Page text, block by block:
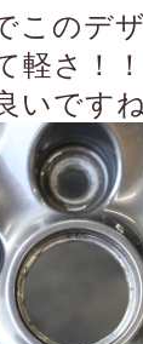
このデ
軽さ！！
いです